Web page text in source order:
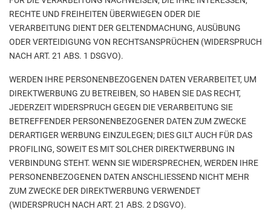
RECHTE UND FREIHEITEN ÜBERWIEGEN ODER DIE
VERARBEITUNG DIENT DER GELTENDMACHUNG, AUSÜBUNG
ODER VERTEIDIGUNG VON RECHTSANSPRÜCHEN (WIDERSPRUCH
NACH ART. 21 ABS. 1 DSGVO).
WERDEN IHRE PERSONENBEZOGENEN DATEN VERARBEITET, UM
DIREKTWERBUNG ZU BETREIBEN, SO HABEN SIE DAS RECHT,
JEDERZEIT WIDERSPRUCH GEGEN DIE VERARBEITUNG SIE
BETREFFENDER PERSONENBEZOGENER DATEN ZUM ZWECKE
DERARTIGER WERBUNG EINZULEGEN; DIES GILT AUCH FÜR DAS
PROFILING, SOWEIT ES MIT SOLCHER DIREKTWERBUNG IN
VERBINDUNG STEHT. WENN SIE WIDERSPRECHEN, WERDEN IHRE
PERSONENBEZOGENEN DATEN ANSCHLIESSEND NICHT MEHR
ZUM ZWECKE DER DIREKTWERBUNG VERWENDET
(WIDERSPRUCH NACH ART. 21 ABS. 2 DSGVO).